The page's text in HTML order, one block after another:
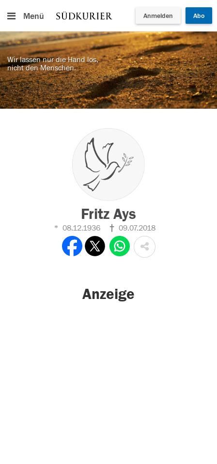
Menü Anmelden Abo
Wir lassen nur die Hand los,
nicht den Menschen.
Fritz Ays
08.12.1936 09.07.2018
Anzeige